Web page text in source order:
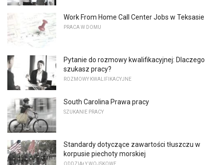
Work From Home Call Center Jobs w Teksasie
PRACA W DOMU
Pytanie do rozmowy kwalifikacyjnej: Dlaczego
szukasz pracy?
ROZMOWY KWALIFIKACYJNE
South Carolina Prawa pracy
SZUKANIE PRACY
Standardy dotyczące zawartości tłuszczu w
korpusie piechoty morskiej
ODDZIAŁY WOJSKOWE